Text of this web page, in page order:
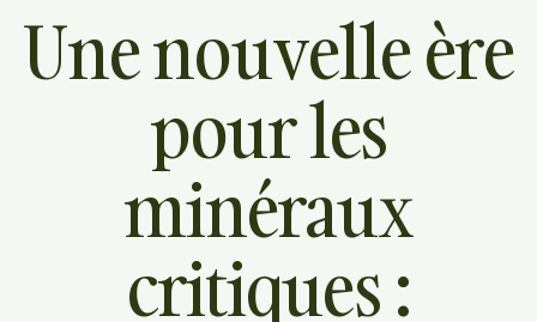
Unenouvelleère
pourles
minéraux
critiques: